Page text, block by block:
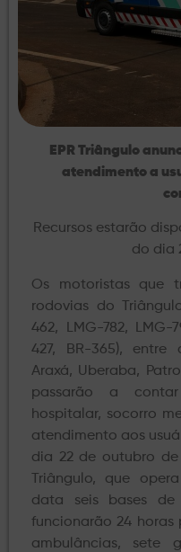
EPR Triângulo
atendimento a
Recursos estarão
do dia
Os motoristas que
rodovias do
462, LMG-782, LMG-
427, BR-365), entre
Araxá, Uberaba,
passarão a
hospitalar, socorro
atendimento aos
dia 22 de outubro de
Triângulo, que
data seis bases de
funcionarão 24
ambulâncias, sete